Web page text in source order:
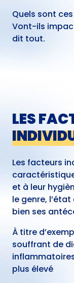
Quels sont
Vont-ils
dit tout.
LES
Les facteurs
et à leur
le genre,
bien ses
À titre
souffrant de
plus élevé